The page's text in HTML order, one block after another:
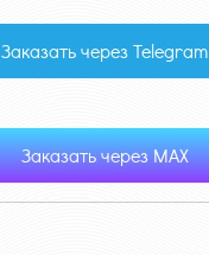
Заказать через Telegram
Заказать через MAX